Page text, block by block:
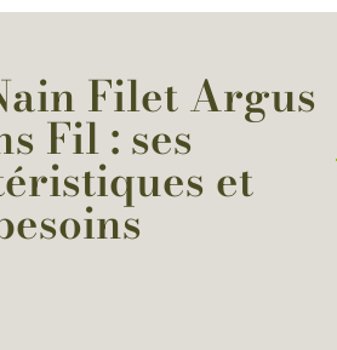
Filet Argus
Fil : ses
et